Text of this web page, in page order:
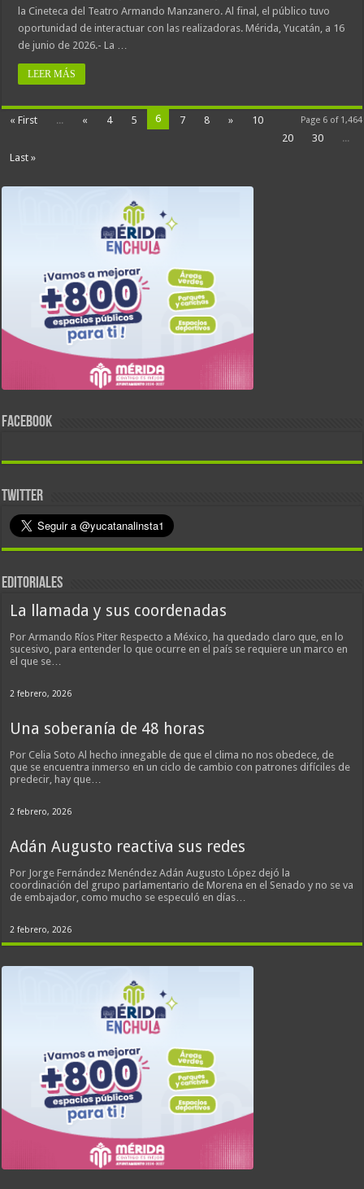
la Cineteca del Teatro Armando Manzanero. Al final, el público tuvo
oportunidad de interactuar con las realizadoras. Mérida, Yucatán, a 16
de junio de 2026.- La …
LEER MÁS
Page 6 of 1,464
« First ... « 4 5 6 7 8 »
10
20
30
...
Last »
FACEBOOK
TWITTER
EDITORIALES
La llamada y sus coordenadas
Por Armando Ríos Piter Respecto a México, ha quedado claro que, en lo
sucesivo, para entender lo que ocurre en el país se requiere un marco en
el que se…
2 febrero, 2026
Una soberanía de 48 horas
Por Celia Soto Al hecho innegable de que el clima no nos obedece, de
que se encuentra inmerso en un ciclo de cambio con patrones difíciles de
predecir, hay que…
2 febrero, 2026
Adán Augusto reactiva sus redes
Por Jorge Fernández Menéndez Adán Augusto López dejó la
coordinación del grupo parlamentario de Morena en el Senado y no se va
de embajador, como mucho se especuló en días…
2 febrero, 2026